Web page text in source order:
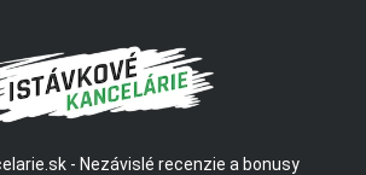
- Nezávislé recenzie a bonusy